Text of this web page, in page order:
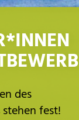
des
fest!